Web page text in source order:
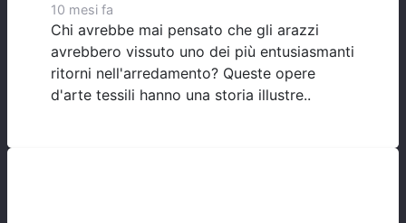
10 mesi fa
Chi avrebbe mai pensato che gli arazzi
avrebbero vissuto uno dei più entusiasmanti
ritorni nell'arredamento? Queste opere
d'arte tessili hanno una storia illustre..